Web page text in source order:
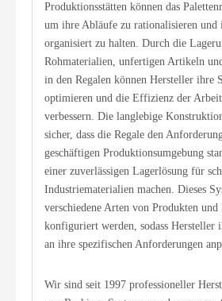
Produktionsstätten können das
um ihre Abläufe zu rationalisieren und
organisiert zu halten. Durch die
Rohmaterialien, unfertigen Artikeln
in den Regalen können Hersteller ihre
optimieren und die Effizienz der
verbessern. Die langlebige
sicher, dass die Regale den
geschäftigen Produktionsumgebung
einer zuverlässigen Lagerlösung für
Industriematerialien machen. Dieses
verschiedene Arten von Produkten
konfiguriert werden, sodass Hersteller
an ihre spezifischen Anforderungen
Wir sind seit 1997 professioneller